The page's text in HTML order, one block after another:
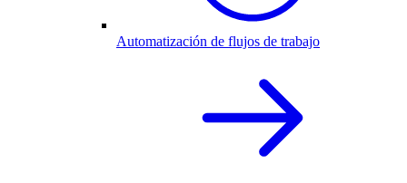
Automatización de flujos de trabajo